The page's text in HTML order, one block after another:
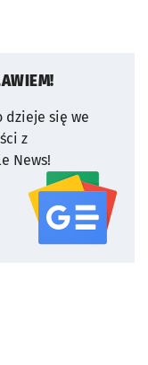
dzieje się we
z
News!
serwisu